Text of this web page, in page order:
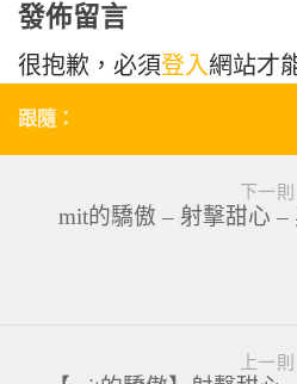
發佈留言
很抱歉，必須登入網站才
跟隨：
下一則
mit的驕傲 – 射擊甜心
上一則